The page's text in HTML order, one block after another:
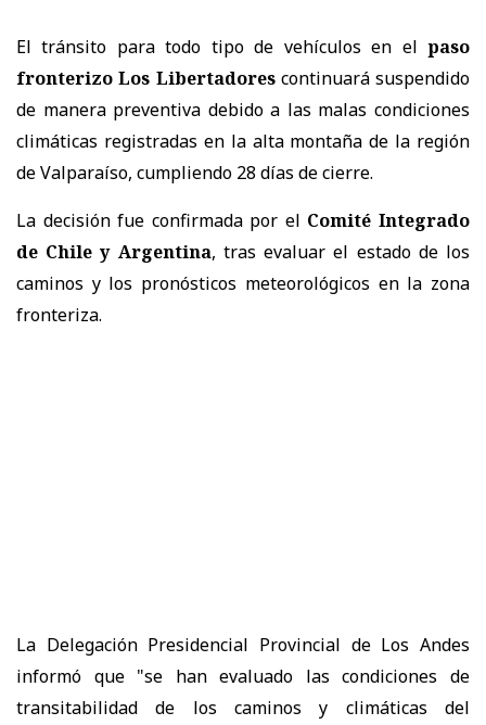
El tránsito para todo tipo de vehículos en el paso
fronterizo Los Libertadorescontinuará suspendido
de manera preventiva debido a las malas condiciones
climáticas registradas en la alta montaña de la región
de Valparaíso, cumpliendo 28 días de cierre.
La decisión fue confirmada por el Comité Integrado
de Chile y Argentina, tras evaluar el estado de los
caminos y los pronósticos meteorológicos en la zona
fronteriza.
La Delegación Presidencial Provincial de Los Andes
informó que "se han evaluado las condiciones de
transitabilidad de los caminos y climáticas del